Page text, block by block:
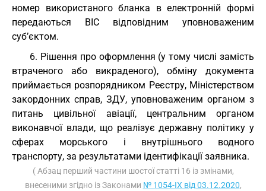
номер використаного бланка в електронній формі
передаються ВІС відповідним уповноваженим
суб’єктом.
6. Рішення про оформлення (у тому числі замість
втраченого або викраденого), обміну документа
приймається розпорядником Реєстру, Міністерством
закордонних справ, ЗДУ, уповноваженим органом з
питань цивільної авіації, центральним органом
виконавчої влади, що реалізує державну політику у
сферах морського і внутрішнього водного
транспорту, за результатами ідентифікації заявника.
( Абзац перший частини шостої статті 16 із змінами,
внесеними згідно із Законами № 1054-IX від 03.12.2020,